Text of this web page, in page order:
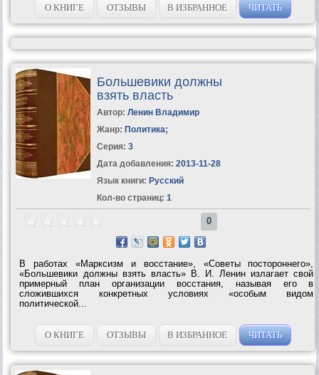
О КНИГЕ ОТЗЫВЫ В ИЗБРАННОЕ ЧИТАТЬ
Большевики должны
взять власть
Автор: Ленин Владимир
Жанр: Политика;
Серия: 3
Дата добавления: 2013-11-28
Язык книги: Русский
Кол-во страниц: 1
0
В работах «Марксизм и восстание», «Советы постороннего»,
«Большевики должны взять власть» В. И. Ленин излагает свой
примерный план организации восстания, называя его в
сложившихся конкретных условиях «особым видом
политической...
О КНИГЕ ОТЗЫВЫ В ИЗБРАННОЕ ЧИТАТЬ